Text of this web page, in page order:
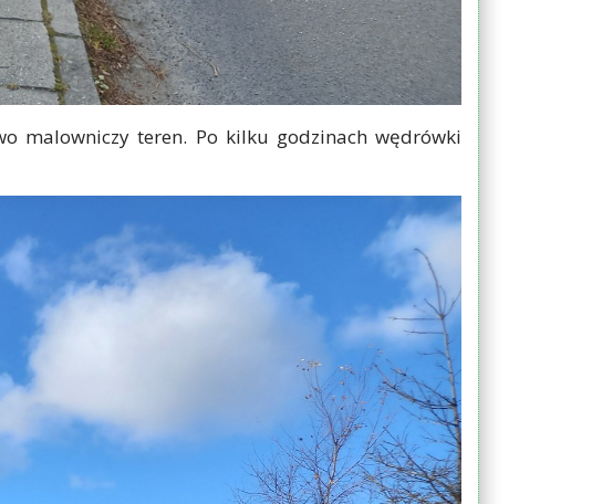
malowniczy teren. Po kilku godzinach wędrówki